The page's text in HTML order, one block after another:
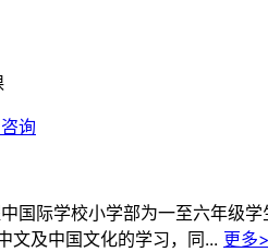
询
国际学校小学部为一至六年级
文及中国文化的学习，同... 更多